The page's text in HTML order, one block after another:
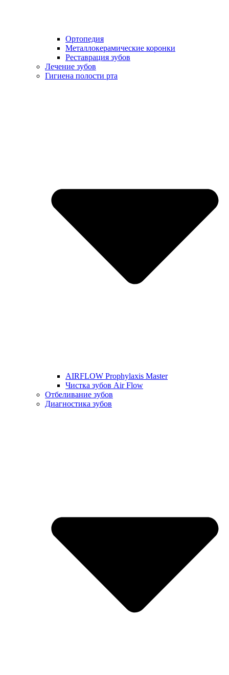
Ортопедия
Металлокерамические коронки
Реставрация зубов
Лечение зубов
Гигиена полости рта
AIRFLOW Prophylaxis Master
Чистка зубов Air Flow
Отбеливание зубов
Диагностика зубов